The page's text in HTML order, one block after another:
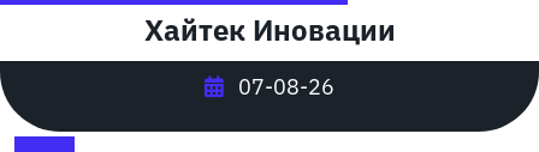
содержимому
Хайтек Иновации
07-08-26